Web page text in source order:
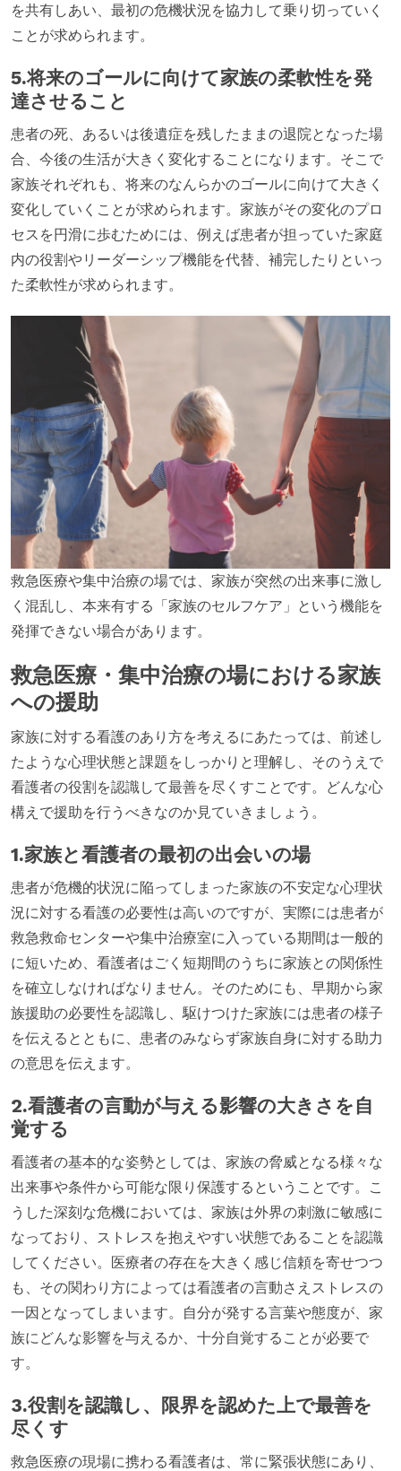
を共有しあい、最初の危機状況を協力して乗り切っていく
ことが求められます。
5.将来のゴールに向けて家族の柔軟性を発
達させること
患者の死、あるいは後遺症を残したままの退院となった場
合、今後の生活が大きく変化することになります。そこで
家族それぞれも、将来のなんらかのゴールに向けて大きく
変化していくことが求められます。家族がその変化のプロ
セスを円滑に歩むためには、例えば患者が担っていた家庭
内の役割やリーダーシップ機能を代替、補完したりといっ
た柔軟性が求められます。
救急医療や集中治療の場では、家族が突然の出来事に激し
く混乱し、本来有する「家族のセルフケア」という機能を
発揮できない場合があります。
救急医療・集中治療の場における家族
への援助
家族に対する看護のあり方を考えるにあたっては、前述し
たような心理状態と課題をしっかりと理解し、そのうえで
看護者の役割を認識して最善を尽くすことです。どんな心
構えで援助を行うべきなのか見ていきましょう。
1.家族と看護者の最初の出会いの場
患者が危機的状況に陥ってしまった家族の不安定な心理状
況に対する看護の必要性は高いのですが、実際には患者が
救急救命センターや集中治療室に入っている期間は一般的
に短いため、看護者はごく短期間のうちに家族との関係性
を確立しなければなりません。そのためにも、早期から家
族援助の必要性を認識し、駆けつけた家族には患者の様子
を伝えるとともに、患者のみならず家族自身に対する助力
の意思を伝えます。
2.看護者の言動が与える影響の大きさを自
覚する
看護者の基本的な姿勢としては、家族の脅威となる様々な
出来事や条件から可能な限り保護するということです。こ
うした深刻な危機においては、家族は外界の刺激に敏感に
なっており、ストレスを抱えやすい状態であることを認識
してください。医療者の存在を大きく感じ信頼を寄せつつ
も、その関わり方によっては看護者の言動さえストレスの
一因となってしまいます。自分が発する言葉や態度が、家
族にどんな影響を与えるか、十分自覚することが必要で
す。
3.役割を認識し、限界を認めた上で最善を
尽くす
救急医療の現場に携わる看護者は、常に緊張状態にあり、